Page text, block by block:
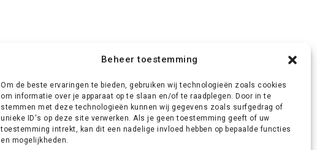
Beheer toestemming
Om de beste ervaringen te bieden, gebruiken wij technologieën zoals cookies
om informatie over je apparaat op te slaan en/of te raadplegen. Door in te
stemmen met deze technologieën kunnen wij gegevens zoals surfgedrag of
unieke ID's op deze site verwerken. Als je geen toestemming geeft of uw
toestemming intrekt, kan dit een nadelige invloed hebben op bepaalde functies
en mogelijkheden.